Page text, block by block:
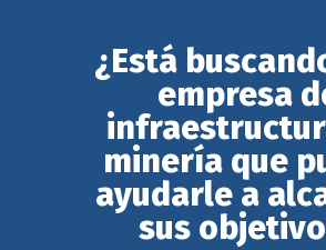
¿Está
empresa
minería que
ayudarle a
sus